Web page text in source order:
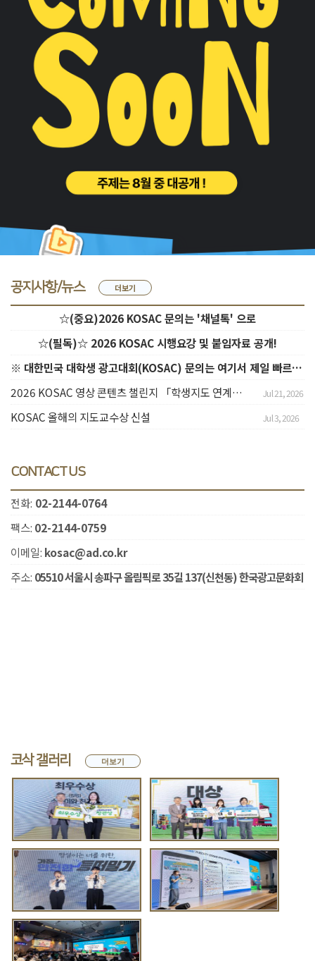
공지사항/뉴스 더보기
☆(중요)2026 KOSAC 문의는 '채널톡' 으로
☆(필독)☆ 2026 KOSAC 시행요강 및 붙임자료 공개!
※ 대한민국 대학생 광고대회(KOSAC) 문의는 여기서 제일 빠르게 해준다는데? ※
2026 KOSAC 영상 콘텐츠 챌린지 「학생지도 연계」신청 안내
Jul 21, 2026
KOSAC 올해의 지도교수상 신설 Jul 3, 2026
CONTACT US
전화: 02-2144-0764
팩스: 02-2144-0759
이메일: kosac@ad.co.kr
주소: 05510 서울시 송파구 올림픽로 35길 137(신천동) 한국광고문화회
코삭 갤러리 더보기